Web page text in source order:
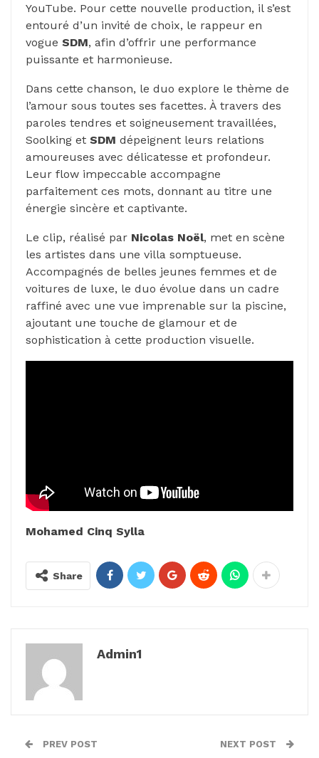
YouTube. Pour cette nouvelle production, il s’est
entouré d’un invité de choix, le rappeur en
vogue SDM, afin d’offrir une performance
puissante et harmonieuse.
Dans cette chanson, le duo explore le thème de
l’amour sous toutes ses facettes. À travers des
paroles tendres et soigneusement travaillées,
Soolking et SDM dépeignent leurs relations
amoureuses avec délicatesse et profondeur.
Leur flow impeccable accompagne
parfaitement ces mots, donnant au titre une
énergie sincère et captivante.
Le clip, réalisé par Nicolas Noël, met en scène
les artistes dans une villa somptueuse.
Accompagnés de belles jeunes femmes et de
voitures de luxe, le duo évolue dans un cadre
raffiné avec une vue imprenable sur la piscine,
ajoutant une touche de glamour et de
sophistication à cette production visuelle.
Mohamed Cinq Sylla
Share
Admin1
PREV POST NEXT POST